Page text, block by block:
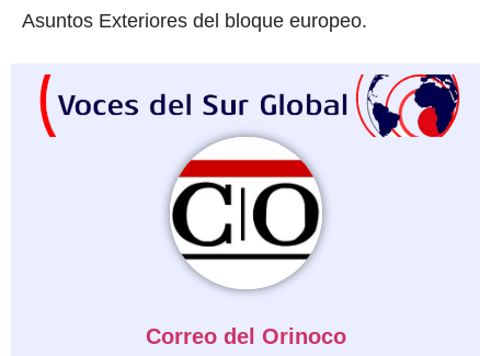
Asuntos Exteriores del bloque europeo.
Correo del Orinoco